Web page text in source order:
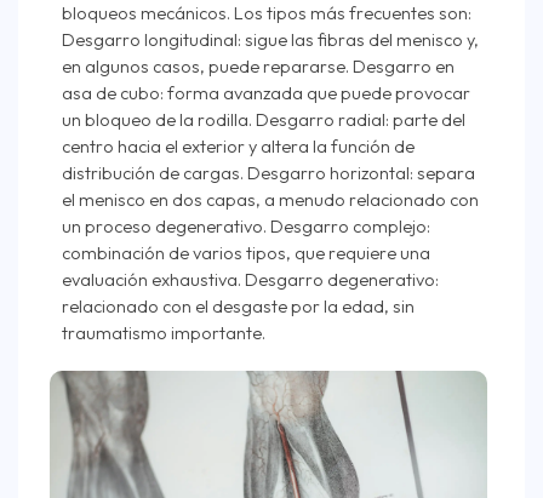
bloqueos mecánicos. Los tipos más frecuentes son:
Desgarro longitudinal: sigue las fibras del menisco y,
en algunos casos, puede repararse. Desgarro en
asa de cubo: forma avanzada que puede provocar
un bloqueo de la rodilla. Desgarro radial: parte del
centro hacia el exterior y altera la función de
distribución de cargas. Desgarro horizontal: separa
el menisco en dos capas, a menudo relacionado con
un proceso degenerativo. Desgarro complejo:
combinación de varios tipos, que requiere una
evaluación exhaustiva. Desgarro degenerativo:
relacionado con el desgaste por la edad, sin
traumatismo importante.